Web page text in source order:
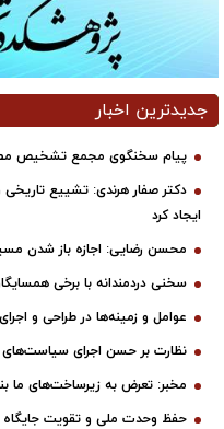
جدیدترین اخبار
پیام سخنگوی مجمع تشخیص
دکتر صفار هرندی: تشییع تاریخی
ایجاد کرد
محسن رضایی: اجازه باز شدن
سخنی دردمندانه با برخی
عوامل و زمینه‌ها در طراحی و
نظارت بر حسن اجرای سیاست‌های
مخبر: تعرض به زیرساخت‌های ما
حفظ وحدت ملی و تقویت جایگاه